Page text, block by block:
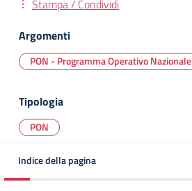
Stampa / Condividi
Argomenti
PON - Programma Operativo Nazionale
Tipologia
PON
Indice della pagina